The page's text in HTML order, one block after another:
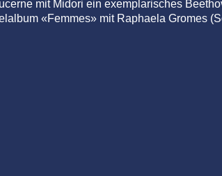
mit Midori ein exemplarisches
«Femmes» mit Raphaela Gromes